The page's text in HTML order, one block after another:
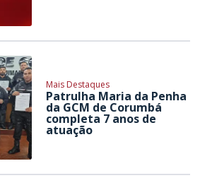
Mais Destaques
Patrulha Maria da Penha
da GCM de Corumbá
completa 7 anos de
atuação